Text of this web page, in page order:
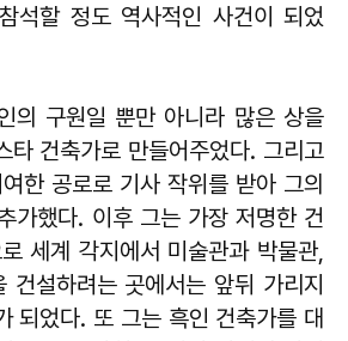
석할 정도 역사적인 사건이 되었
의 구원일 뿐만 아니라 많은 상을
타 건축가로 만들어주었다. 그리고
한 공로로 기사 작위를 받아 그의
가했다. 이후 그는 가장 저명한 건
세계 각지에서 미술관과 박물관,
건설하려는 곳에서는 앞뒤 가리지
되었다. 또 그는 흑인 건축가를 대